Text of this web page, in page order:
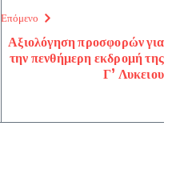
Επόμενο
Αξιολόγηση προσφορών για
την πενθήμερη εκδρομή της
Γ’ Λυκειου